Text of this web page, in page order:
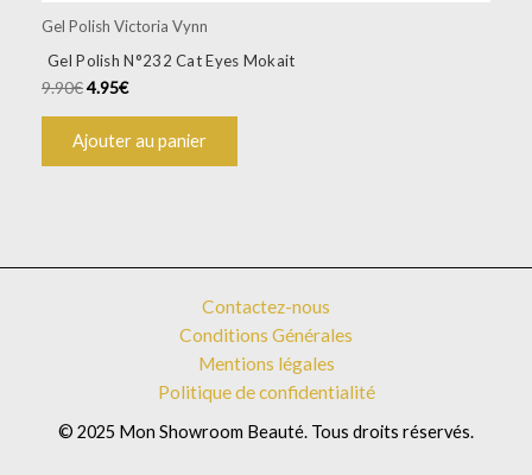
Gel Polish Victoria Vynn
Gel Polish N°232 Cat Eyes Mokait
9.90€4.95€
Ajouter au panier
Contactez-nous
Conditions Générales
Mentions légales
Politique de confidentialité
© 2025 Mon Showroom Beauté. Tous droits réservés.